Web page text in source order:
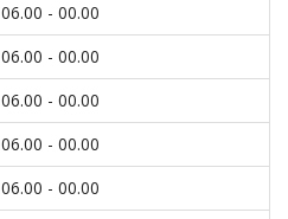
06.00 - 00.00
06.00 - 00.00
06.00 - 00.00
06.00 - 00.00
06.00 - 00.00